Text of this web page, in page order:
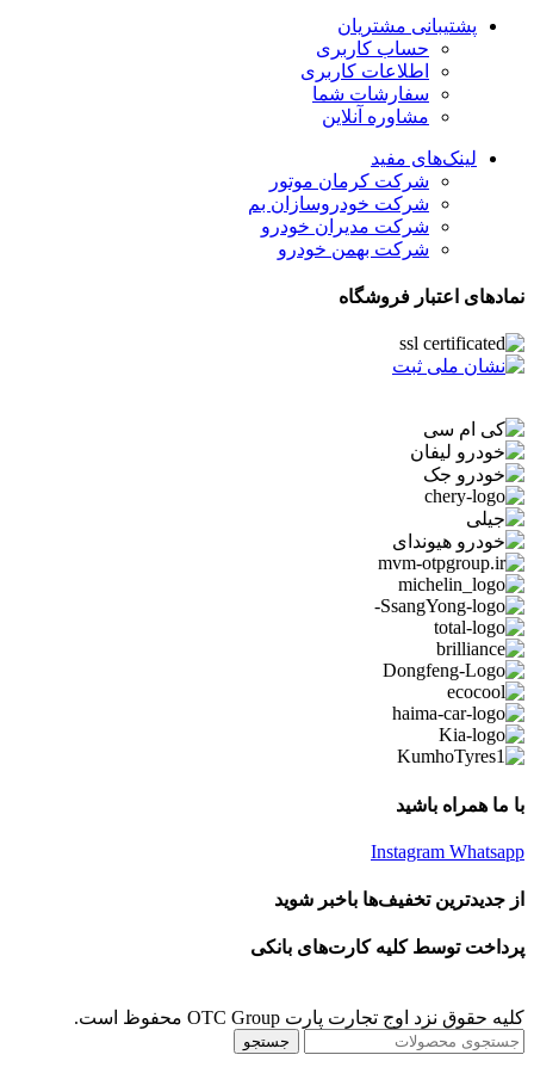
پشتیبانی مشتریان
حساب کاربری
اطلاعات کاربری
سفارشات شما
مشاوره آنلاین
لینک‌های مفید
شرکت کرمان موتور
شرکت خودروسازان بم
شرکت مدیران خودرو
شرکت بهمن خودرو
نمادهای اعتبار فروشگاه
با ما همراه باشید
Instagram Whatsapp
از جدیدترین تخفیف‌ها باخبر شوید
پرداخت توسط کلیه کارت‌های بانکی
کلیه حقوق نزد اوج تجارت پارت OTC Group محفوظ است.
جستجو